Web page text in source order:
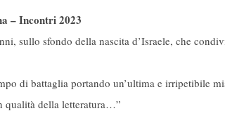
– Incontri 2023
sullo sfondo della nascita d’Israele, che
di battaglia portando un’ultima e irripetibile
qualità della letteratura…”